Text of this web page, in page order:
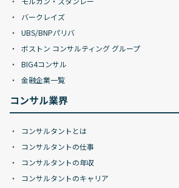
バークレイズ
UBS/BNPパリバ
ボストン コンサルティング グループ
BIG4コンサル
金融企業一覧
コンサル業界
コンサルタントとは
コンサルタントの仕事
コンサルタントの年収
コンサルタントのキャリア